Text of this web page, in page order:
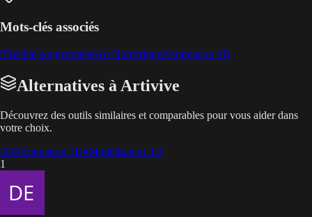
Mots-clés associés
#Réalité Augmentée#Art Numérique#Animation 3D
Alternatives à Artivive
Découvrez des outils similaires et comparables pour vous aider dans
votre choix.
3D#Animation 3D#Modélisation 3D
1